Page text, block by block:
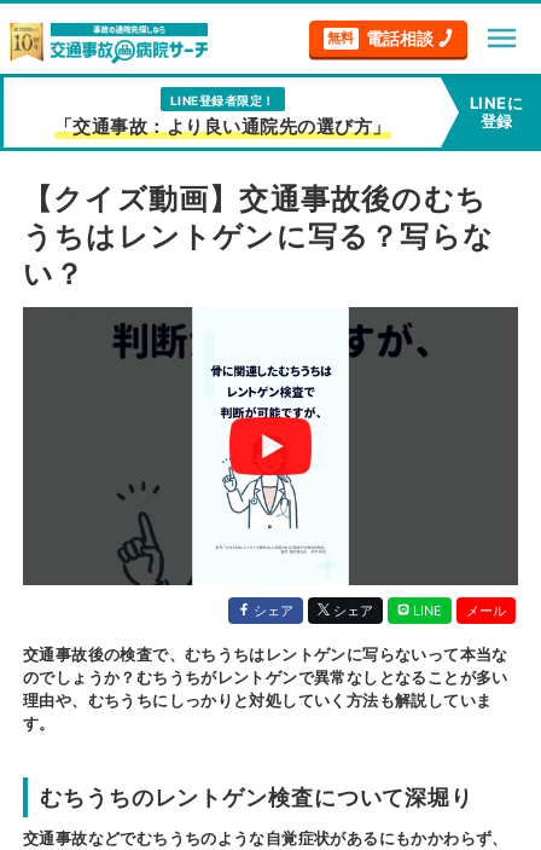
無料 電話相談 menu
LINE登録者限定！
「交通事故：より良い通院先の選び方」
LINEに
登録
【クイズ動画】交通事故後のむち
うちはレントゲンに写る？写らな
い？
シェア シェア LINE メール
交通事故後の検査で、むちうちはレントゲンに写らないって本当な
のでしょうか？むちうちがレントゲンで異常なしとなることが多い
理由や、むちうちにしっかりと対処していく方法も解説していま
す。
むちうちのレントゲン検査について深堀り
交通事故などでむちうちのような自覚症状があるにもかかわらず、